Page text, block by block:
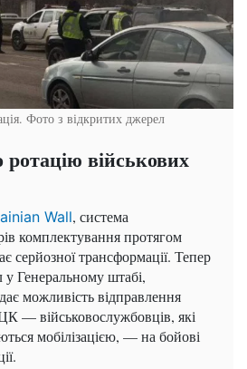
Фото з відкритих джерел
військових
Wall, система
комплектування протягом
серйозної трансформації. Тепер
Генеральному штабі,
можливість відправлення
— військовослужбовців, які
мобілізацією, — на бойові